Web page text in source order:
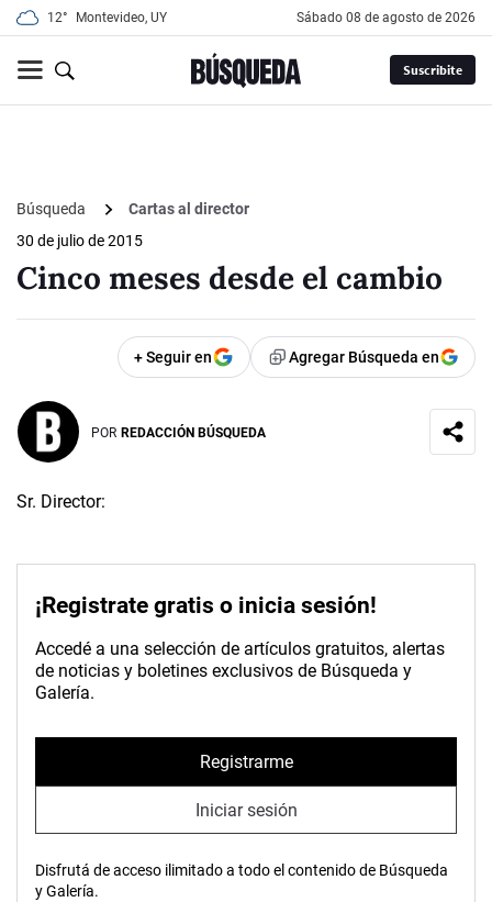
12° Montevideo, UY sábado 08 de agosto de 2026
Suscribite
Búsqueda
Cartas al director
30 de julio de 2015
Cinco meses desde el cambio
+ Seguir en Agregar Búsqueda en
POR REDACCIÓN BÚSQUEDA
Sr. Director:
¡Registrate gratis o inicia sesión!
Accedé a una selección de artículos gratuitos, alertas
de noticias y boletines exclusivos de Búsqueda y
Galería.
Registrarme
Iniciar sesión
Disfrutá de acceso ilimitado a todo el contenido de Búsqueda
y Galería.